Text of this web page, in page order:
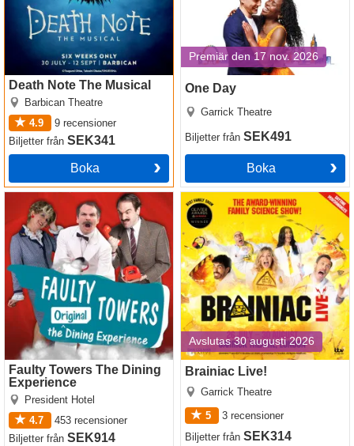
Death Note The Musical
Barbican Theatre
4.9
9 recensioner
Biljetter från SEK341
Boka
Premiär den 17 nov. 2026
One Day
Garrick Theatre
BiljetterfrånSEK491
Boka
Faulty Towers The Dining
Experience
President Hotel
4.7
453 recensioner
Biljetter från SEK914
Faulty Towers The Dining
Experience
Avslutas 30 augusti 2026
Brainiac Live!
Garrick Theatre
5
3 recensioner
BiljetterfrånSEK314
Brainiac Live!